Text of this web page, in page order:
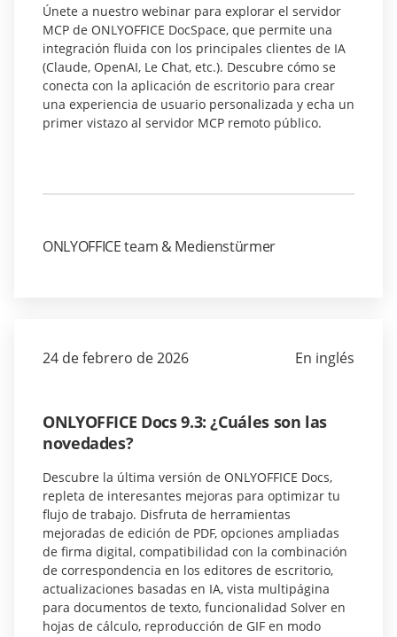
Únete a nuestro webinar para explorar el servidor
MCP de ONLYOFFICE DocSpace, que permite una
integración fluida con los principales clientes de IA
(Claude, OpenAI, Le Chat, etc.). Descubre cómo se
conecta con la aplicación de escritorio para crear
una experiencia de usuario personalizada y echa un
primer vistazo al servidor MCP remoto público.
ONLYOFFICE team & Medienstürmer
24 de febrero de 2026 En inglés
ONLYOFFICE Docs 9.3: ¿Cuáles son las
novedades?
Descubre la última versión de ONLYOFFICE Docs,
repleta de interesantes mejoras para optimizar tu
flujo de trabajo. Disfruta de herramientas
mejoradas de edición de PDF, opciones ampliadas
de firma digital, compatibilidad con la combinación
de correspondencia en los editores de escritorio,
actualizaciones basadas en IA, vista multipágina
para documentos de texto, funcionalidad Solver en
hojas de cálculo, reproducción de GIF en modo